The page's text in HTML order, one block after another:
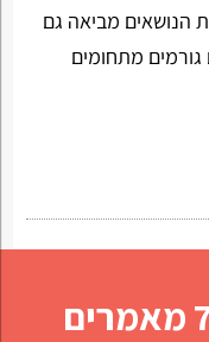
הנושאים מביאה גם
מתחומים